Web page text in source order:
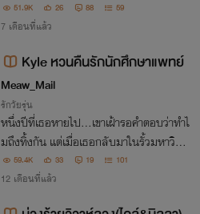
51.9K 26 88 59
7 เดือนที่แล้ว
Kyle หวนคืนรักนักศึกษาแพทย์
Meaw_Mail
รักวัยรุ่น
หนึ่งปีที่เธอหายไป...เขาเฝ้ารอคำตอบว่าทำไ
มถึงทิ้งกัน แต่เมื่อเธอกลับมาในรั้วมหาวิทย
าลัยเดียวกัน เขาจะไม่ยอมให้เธอหนีไปอีก แ
ละครั้งนี้ ไคล์จะควบคุมทุกอย่าง แม้แต่หัวใจ
59.4K 33 19 101
12 เดือนที่แล้ว